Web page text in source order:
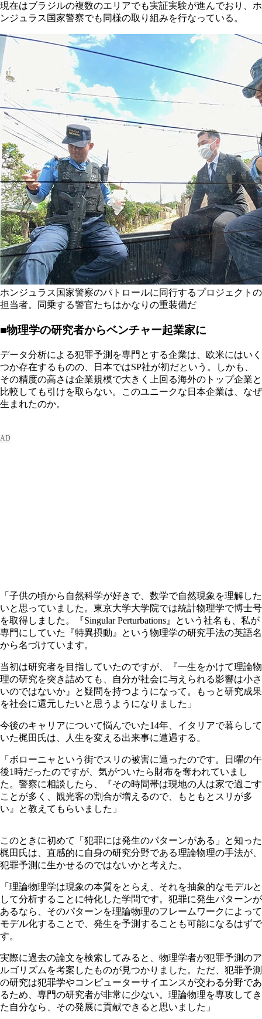
現在はブラジルの複数のエリアでも実証実験が進んでおり、ホ
ンジュラス国家警察でも同様の取り組みを行なっている。
ホンジュラス国家警察のパトロールに同行するプロジェクトの
担当者。同乗する警官たちはかなりの重装備だ
■物理学の研究者からベンチャー起業家に
データ分析による犯罪予測を専門とする企業は、欧米にはいく
つか存在するものの、日本ではSP社が初だという。しかも、
その精度の高さは企業規模で大きく上回る海外のトップ企業と
比較しても引けを取らない。このユニークな日本企業は、なぜ
生まれたのか。
「子供の頃から自然科学が好きで、数学で自然現象を理解した
いと思っていました。東京大学大学院では統計物理学で博士号
を取得しました。『Singular Perturbations』という社名も、私が
専門にしていた『特異摂動』という物理学の研究手法の英語名
から名づけています。
当初は研究者を目指していたのですが、『一生をかけて理論物
理の研究を突き詰めても、自分が社会に与えられる影響は小さ
いのではないか』と疑問を持つようになって。もっと研究成果
を社会に還元したいと思うようになりました」
今後のキャリアについて悩んでいた14年、イタリアで暮らして
いた梶田氏は、人生を変える出来事に遭遇する。
「ボローニャという街でスリの被害に遭ったのです。日曜の午
後1時だったのですが、気がついたら財布を奪われていまし
た。警察に相談したら、『その時間帯は現地の人は家で過ごす
ことが多く、観光客の割合が増えるので、もともとスリが多
い』と教えてもらいました」
このときに初めて「犯罪には発生のパターンがある」と知った
梶田氏は、直感的に自身の研究分野である理論物理の手法が、
犯罪予測に生かせるのではないかと考えた。
「理論物理学は現象の本質をとらえ、それを抽象的なモデルと
して分析することに特化した学問です。犯罪に発生パターンが
あるなら、そのパターンを理論物理のフレームワークによって
モデル化することで、発生を予測することも可能になるはずで
す。
実際に過去の論文を検索してみると、物理学者が犯罪予測のア
ルゴリズムを考案したものが見つかりました。ただ、犯罪予測
の研究は犯罪学やコンピューターサイエンスが交わる分野であ
るため、専門の研究者が非常に少ない。理論物理を専攻してき
た自分なら、その発展に貢献できると思いました」